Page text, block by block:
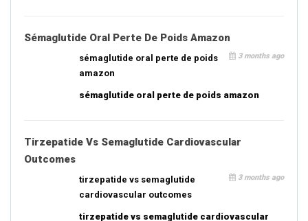
Sémaglutide Oral Perte De Poids Amazon
3 months ago
sémaglutide oral perte de poids
amazon
sémaglutide oral perte de poids amazon
Tirzepatide Vs Semaglutide Cardiovascular
Outcomes
3 months ago
tirzepatide vs semaglutide
cardiovascular outcomes
tirzepatide vs semaglutide cardiovascular